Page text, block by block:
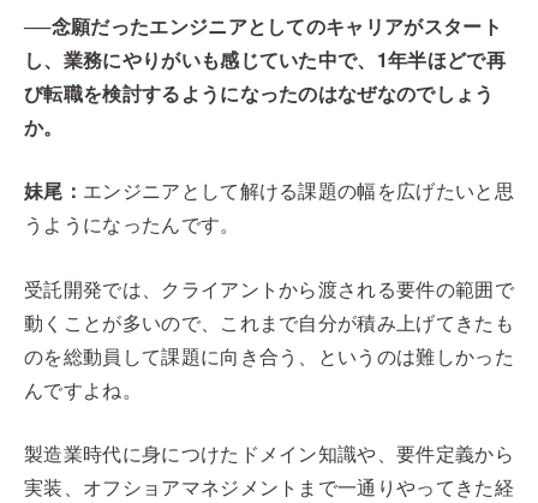
──念願だったエンジニアとしてのキャリアがスタート
し、業務にやりがいも感じていた中で、1年半ほどで再
び転職を検討するようになったのはなぜなのでしょう
か。
妹尾： エンジニアとして解ける課題の幅を広げたいと思
うようになったんです。
受託開発では、クライアントから渡される要件の範囲で
動くことが多いので、これまで自分が積み上げてきたも
のを総動員して課題に向き合う、というのは難しかった
んですよね。
製造業時代に身につけたドメイン知識や、要件定義から
実装、オフショアマネジメントまで一通りやってきた経